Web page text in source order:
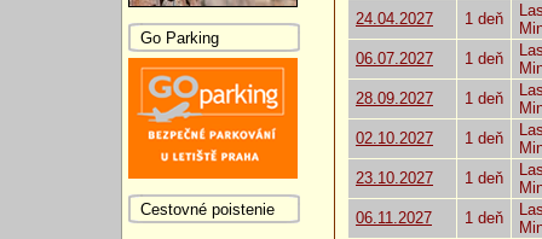
24.04.2027
1 deň
06.07.2027
1 deň
28.09.2027
1 deň
02.10.2027
1 deň
23.10.2027
1 deň
06.11.2027
1 deň
Go Parking
Cestovné poistenie